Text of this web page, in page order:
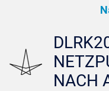
NACH